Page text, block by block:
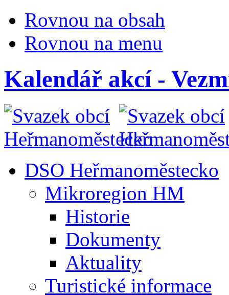
Rovnou na obsah
Rovnou na menu
Kalendář akcí -
DSO Heřmanoměstecko
Mikroregion HM
Historie
Dokumenty
Aktuality
Turistické informace